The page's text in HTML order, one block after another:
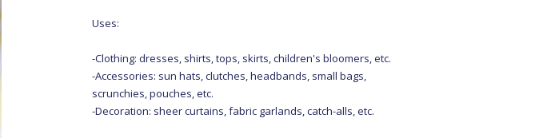
Uses:
-Clothing: dresses, shirts, tops, skirts, children's bloomers, etc.
-Accessories: sun hats, clutches, headbands, small bags,
scrunchies, pouches, etc.
-Decoration: sheer curtains, fabric garlands, catch-alls, etc.